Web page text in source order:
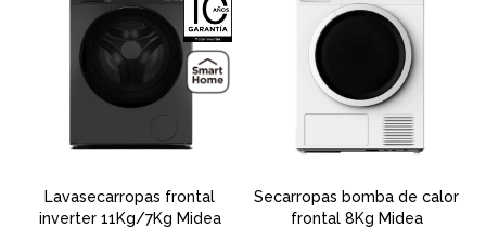
Lavasecarropas frontal
inverter 11Kg/7Kg Midea
Secarropas bomba de calor
frontal 8Kg Midea